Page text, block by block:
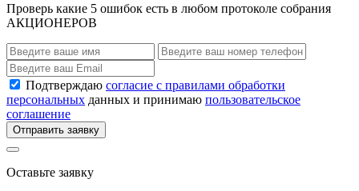
Проверь какие 5 ошибок есть в любом протоколе собрания
АКЦИОНЕРОВ
Подтверждаю согласие с правилами обработки
персональных данных и принимаю пользовательское
соглашение
Отправить заявку
Оставьте заявку